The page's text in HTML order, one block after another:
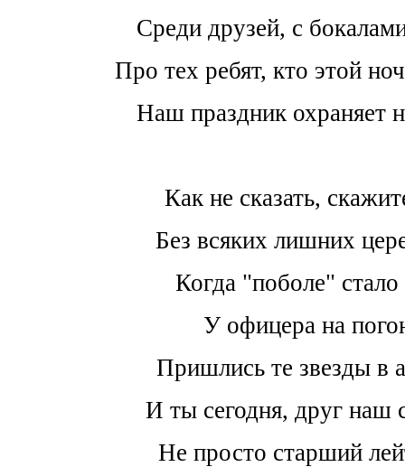
Среди друзей, с
Про тех ребят, кто этой
Наш праздник охраняет
Как не сказать,
Без всяких лишних
Когда "поболе" стало
У офицера на
Пришлись те звезды в
И ты сегодня, друг наш
Не просто старший